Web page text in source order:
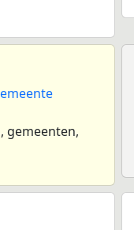
gemeenten,